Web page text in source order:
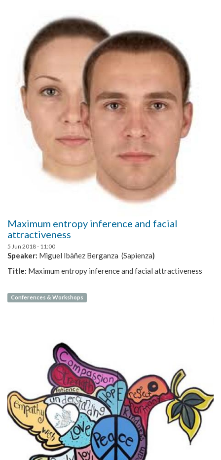
Maximum entropy inference and facial
attractiveness
5 Jun 2018 - 11:00
Speaker: Miguel Ibàñez Berganza (Sapienza)
Title: Maximum entropy inference and facial attractiveness
Conferences & Workshops